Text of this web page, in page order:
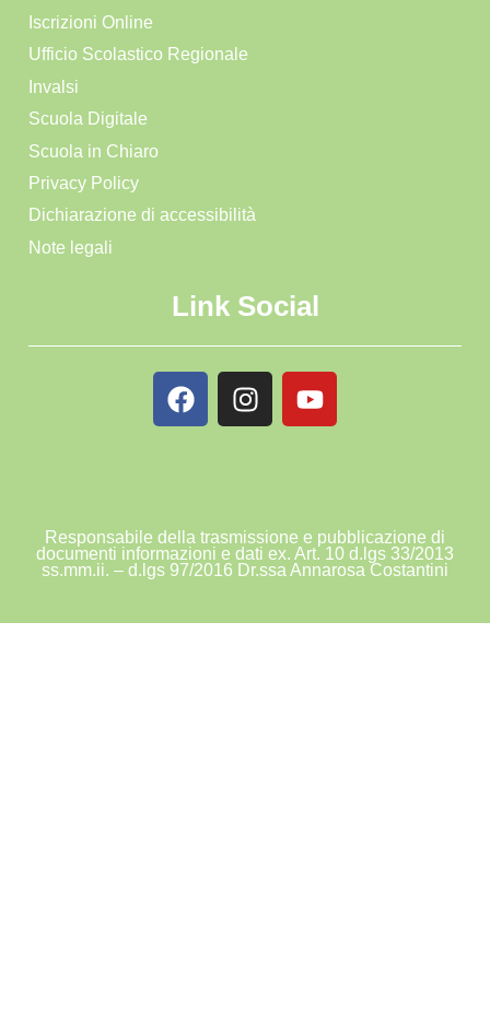
Iscrizioni Online
Ufficio Scolastico Regionale
Invalsi
Scuola Digitale
Scuola in Chiaro
Privacy Policy
Dichiarazione di accessibilità
Note legali
Link Social
Responsabile della trasmissione e pubblicazione di
documenti informazioni e dati ex. Art. 10 d.lgs 33/2013
ss.mm.ii. – d.lgs 97/2016 Dr.ssa Annarosa Costantini